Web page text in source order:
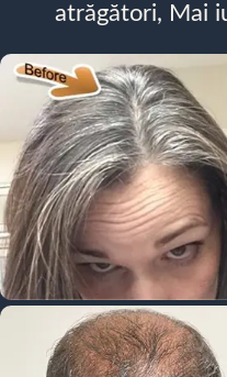
atrăgători, Mai